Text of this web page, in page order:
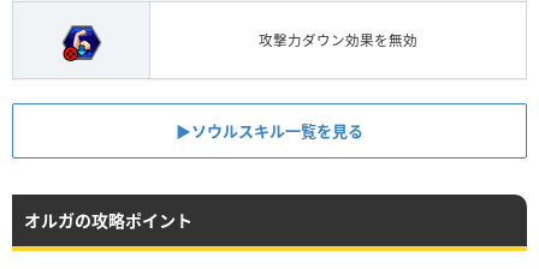
攻撃力ダウン効果を無効
▶ソウルスキル一覧を見る
オルガの攻略ポイント